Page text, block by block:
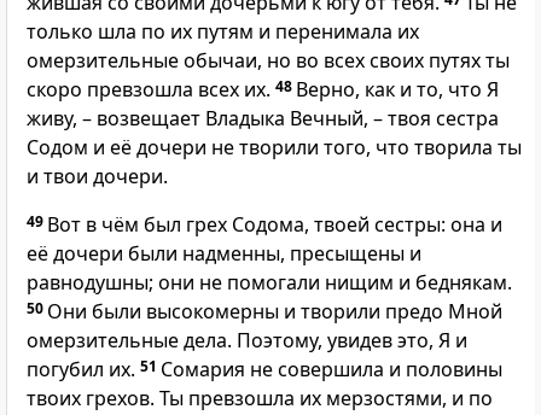
только шла по их путям и перенимала их
омерзительные обычаи, но во всех своих путях ты
скоро превзошла всех их. 48 Верно, как и то, что Я
живу, – возвещает Владыка Вечный, – твоя сестра
Содом и её дочери не творили того, что творила ты
и твои дочери.
49 Вот в чём был грех Содома, твоей сестры: она и
её дочери были надменны, пресыщены и
равнодушны; они не помогали нищим и беднякам.
50 Они были высокомерны и творили предо Мной
омерзительные дела. Поэтому, увидев это, Я и
погубил их. 51 Сомария не совершила и половины
твоих грехов. Ты превзошла их мерзостями, и по